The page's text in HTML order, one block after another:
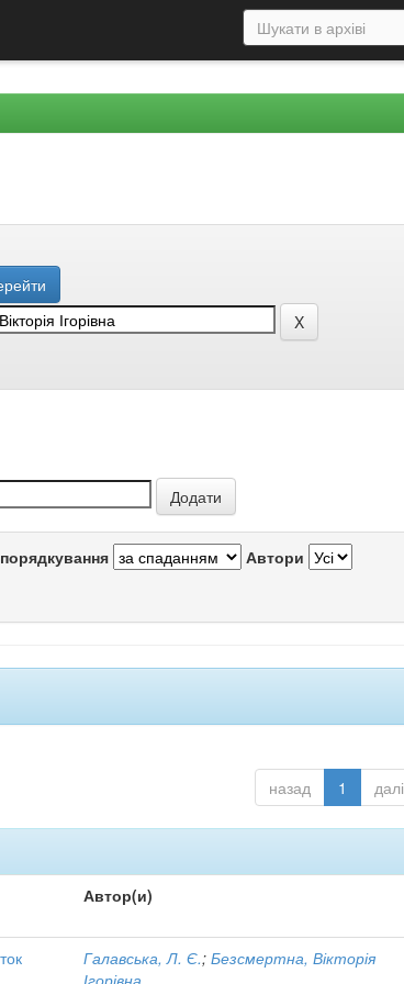
Автори
назад 1 далі
Автор(и)
Галавська, Л. Є.;Безсмертна, Вікторія
Ігорівна